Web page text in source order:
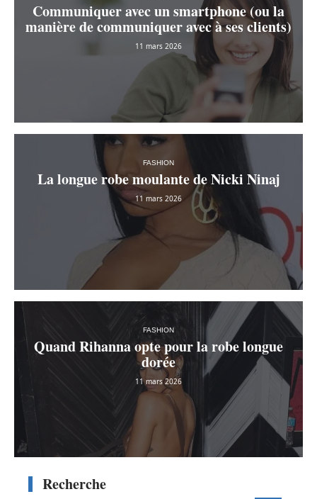
Communiquer avec un smartphone (ou la
manière de communiquer avec à ses clients)
11 mars 2026
FASHION
La longue robe moulante de Nicki Ninaj
11 mars 2026
FASHION
Quand Rihanna opte pour la robe longue
dorée
11 mars 2026
Recherche